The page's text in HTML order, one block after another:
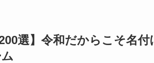
選】令和だからこそ名